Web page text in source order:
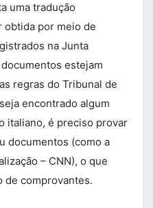
uma tradução
obtida por meio de
na Junta
estejam
regras do Tribunal de
encontrado algum
italiano, é preciso provar
documentos (como a
– CNN), o que
de comprovantes.